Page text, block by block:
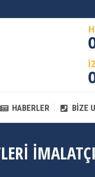
HABERLER BIZE
HABERLER BIZE